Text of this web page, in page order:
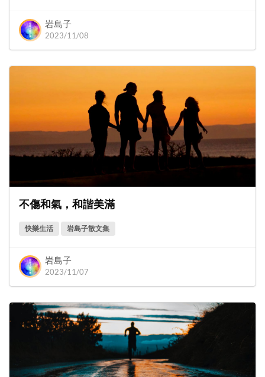
岩島子
2023/11/08
不傷和氣，和諧美滿
快樂生活 岩島子散文集
岩島子
2023/11/07